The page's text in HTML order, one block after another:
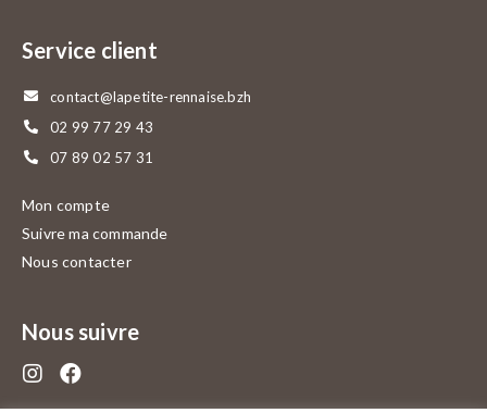
Service client
contact@lapetite-rennaise.bzh
02 99 77 29 43
07 89 02 57 31
Mon compte
Suivre ma commande
Nous contacter
Nous suivre